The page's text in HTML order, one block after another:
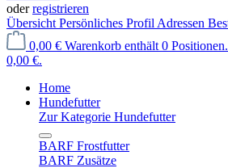
oderregistrieren
Übersicht Persönliches Profil Adressen
0,00 € Warenkorb enthält 0
0,00 €.
Home
Hundefutter
Zur Kategorie Hundefutter
BARF Frostfutter
BARF Zusätze